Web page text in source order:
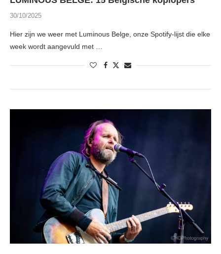
30/10/2025
Hier zijn we weer met Luminous Belge, onze Spotify-lijst die elke
week wordt aangevuld met …